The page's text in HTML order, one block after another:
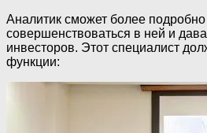
Аналитик сможет более подробно
совершенствоваться в ней и
инвесторов. Этот специалист
функции: